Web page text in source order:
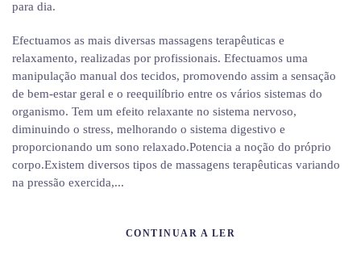
para dia.
Efectuamos as mais diversas massagens terapêuticas e
relaxamento, realizadas por profissionais. Efectuamos uma
manipulação manual dos tecidos, promovendo assim a sensação
de bem-estar geral e o reequilíbrio entre os vários sistemas do
organismo. Tem um efeito relaxante no sistema nervoso,
diminuindo o stress, melhorando o sistema digestivo e
proporcionando um sono relaxado.Potencia a noção do próprio
corpo.Existem diversos tipos de massagens terapêuticas variando
na pressão exercida,...
CONTINUAR A LER